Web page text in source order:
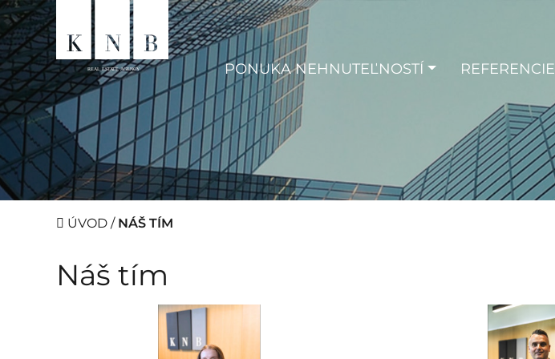
PONUKA NEHNUTEĽNOSTÍ REFERENCIE
ÚVOD / NÁŠ TÍM
Náš tím